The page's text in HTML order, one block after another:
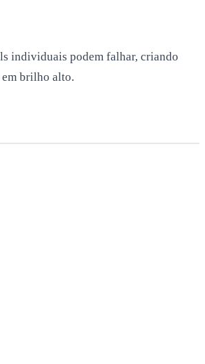
individuais podem falhar, criando
em brilho alto.